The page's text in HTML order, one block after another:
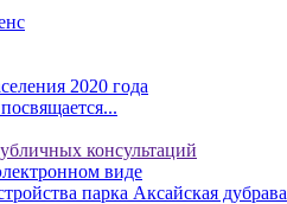
2020 года
консультаций
виде
парка Аксайская дубрава